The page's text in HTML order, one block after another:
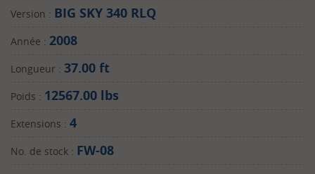
Version : BIG SKY 340 RLQ
Année : 2008
Longueur : 37.00 ft
Poids : 12567.00 lbs
Extensions : 4
No. de stock : FW-08